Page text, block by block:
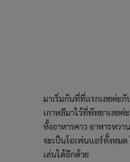
มาเริ่มกันที่ที่แรกเลยค่ะกั
เกาหลีมาไว้ที่พัทยาเลยค่
ทั้งอาหารคาว อาหารหว
จะเป็นโอเพ่นแอร์ทั้งหมด
เล่นได้อีกด้วย